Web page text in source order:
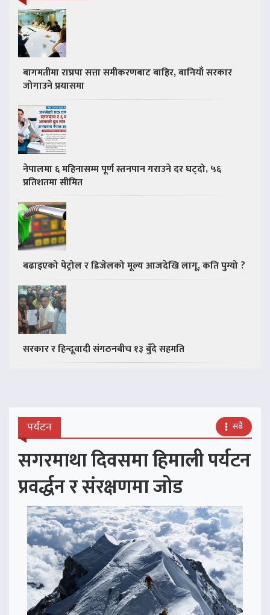
बागमतीमा राप्रपा सत्ता समीकरणबाट बाहिर, बानियाँ सरकार
जोगाउने प्रयासमा
नेपालमा ६ महिनासम्म पूर्ण स्तनपान गराउने दर घट्दो, ५६
प्रतिशतमा सीमित
बढाइएको पेट्रोल र डिजेलको मूल्य आजदेखि लागू, कति पुग्यो ?
सरकार र हिन्दूवादी संगठनबीच १३ बुँदे सहमति
पर्यटन सबै
सगरमाथा दिवसमा हिमाली पर्यटन
प्रवर्द्धन र संरक्षणमा जोड